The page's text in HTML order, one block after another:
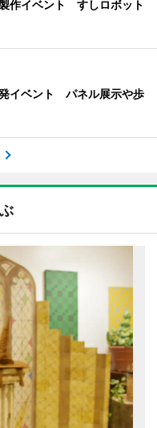
作イベント すしロボット
イベント パネル展示や歩